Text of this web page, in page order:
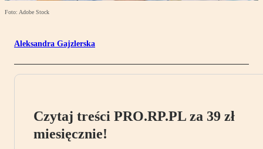
Foto: Adobe Stock
Aleksandra Gajzlerska
Czytaj treści PRO.RP.PL za 39 zł
miesięcznie!